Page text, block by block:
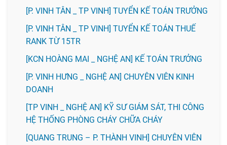
[P. VINH TÂN _ TP VINH] TUYỂN KẾ TOÁN TRƯỞNG
[P. VINH TÂN _ TP VINH] TUYỂN KẾ TOÁN THUẾ
RANK TỪ 15TR
️[KCN HOÀNG MAI _ NGHỆ AN] KẾ TOÁN TRƯỞNG
️[P. VINH HƯNG _ NGHỆ AN] CHUYÊN VIÊN KINH
DOANH
[TP VINH _ NGHỆ AN] KỸ SƯ GIÁM SÁT, THI CÔNG
HỆ THỐNG PHÒNG CHÁY CHỮA CHÁY
[QUANG TRUNG – P. THÀNH VINH] CHUYÊN VIÊN